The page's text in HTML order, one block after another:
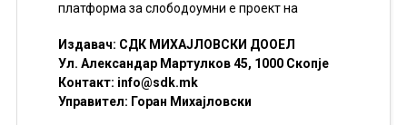
платформа за слободоумни е проект на
Издавач: СДК МИХАЈЛОВСКИ ДООЕЛ
Ул. Александар Мартулков 45, 1000 Скопје
Контакт: info@sdk.mk
Управител: Горан Михајловски